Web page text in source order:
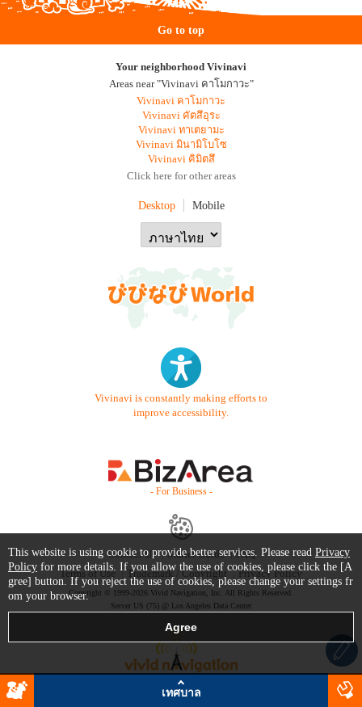
Go to top
Your neighborhood Vivinavi
Areas near "Vivinavi คาโมกาวะ"
Vivinavi คาโมกาวะ
Vivinavi คัตสึอุระ
Vivinavi ทาเตยามะ
Vivinavi มินามิโบโซ
Vivinavi คิมิตสึ
Click here for other areas
Desktop Mobile
Vivinavi is constantly making efforts to
improve accessibility.
- For Business -
Contact Us Starter Guide
FAQ
Terms of Use
Trademark / Copyright Privacy Policy
Copyright © 1999-2026 Vivid Navigation, Inc. All Rights Reserved.
Server US (75) @ Los Angeles Data Center
เทศบาล
This website is using cookie to provide better services. Please read Privacy
Policy for more details. If you allow the use of cookies, please click the [A
gree] button. If you reject the use of cookies, please change your settings fr
om your browser.